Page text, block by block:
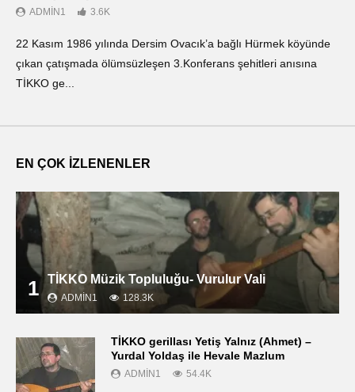
ADMIN1 3.6K
22 Kasım 1986 yılında Dersim Ovacık’a bağlı Hürmek köyünde
çıkan çatışmada ölümsüzleşen 3.Konferans şehitleri anısına
TİKKO ge...
EN ÇOK İZLENENLER
1 TİKKO Müzik Topluluğu- Vurulur Vali
ADMIN1 128.3K
TİKKO gerillası Yetiş Yalnız (Ahmet) –
Yurdal Yoldaş ile Hevale Mazlum
ADMIN1 54.4K